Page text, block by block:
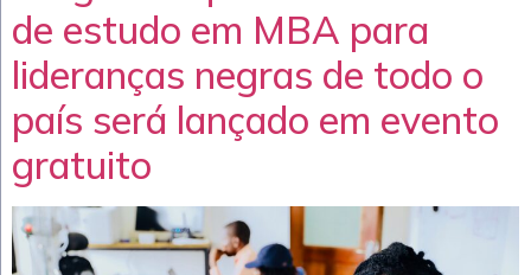
de estudo em MBA para
lideranças negras de todo o
país será lançado em evento
gratuito